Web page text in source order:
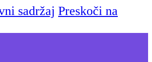
sadržaj Preskoči na